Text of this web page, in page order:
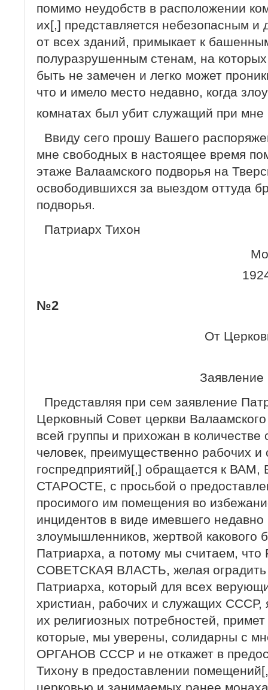
помимо неудобств в расположении
их[,] представляется небезопасным
от всех зданий, примыкает к
полуразрушенным стенам, на
быть не замечен и легко может
что и имело место недавно, когда
комнатах был убит служащий при мне
Ввиду сего прошу Вашего
мне свободных в настоящее время
этаже Валаамского подворья на
освободившихся за выездом оттуда
подворья.
Патриарх Тихон
№2
От
Заявление
Представляя при сем заявление
Церковный Совет церкви
всей группы и прихожан в количестве
человек, преимущественно рабочих
госпредприятий[,] обращается к
СТАРОСТЕ, с просьбой о
просимого им помещения во
инцидентов в виде имевшего
злоумышленников, жертвой какового
Патриарха, а потому мы считаем,
СОВЕТСКАЯ ВЛАСТЬ, желая оградить
Патриарха, который для всех
христиан, рабочих и служащих СССР,
их религиозных потребностей,
которые, мы уверены, солидарны с
ОРГАНОВ СССР и не откажет в
Тихону в предоставлении
церковью и занимаемых ранее